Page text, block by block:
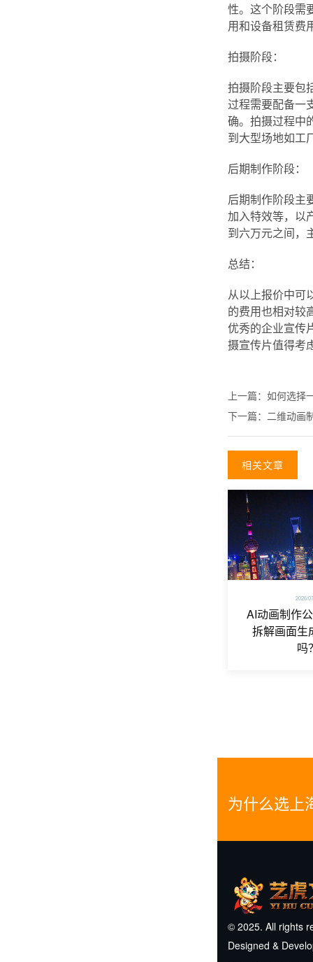
性。这个阶段需
用和设备租赁费
拍摄阶段：
拍摄阶段主要包
过程需要配备一
确。拍摄过程中
到大型场地如工
后期制作阶段：
后期制作阶段主
加入特效等，以
到六万元之间，
总结：
从以上报价中可
的费用也相对较
优秀的企业宣传
摄宣传片值得考
上一篇： 如何选择
下一篇： 二维动画
相关文章
2026/
AI动画制作
拆解画面生
吗
为什么选上
© 2025. All rights
Designed &